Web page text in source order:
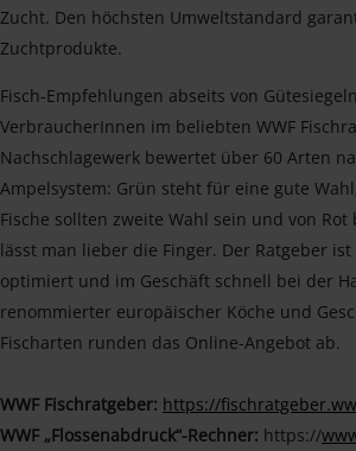
Zucht. Den höchsten Umweltstandard
Zuchtprodukte.
Fisch-Empfehlungen abseits von
VerbraucherInnen im beliebten WWF
Nachschlagewerk bewertet über 60 Arten
Ampelsystem: Grün steht für eine gute
Fische sollten zweite Wahl sein und von
lässt man lieber die Finger. Der Ratgeber
optimiert und im Geschäft schnell bei der
renommierter europäischer Köche und
Fischarten runden das Online-Angebot ab.
WWF Fischratgeber: https://
WWF „Flossenabdruck“-Rechner: https://